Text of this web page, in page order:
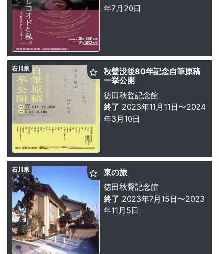
年7月20日
秋聲没後80年記念自筆原稿
一挙公開
徳田秋聲記念館
終了 2023年11月11日〜2024
年3月10日
石川県
東の旅
徳田秋聲記念館
終了 2023年7月15日〜2023
年11月5日
石川県